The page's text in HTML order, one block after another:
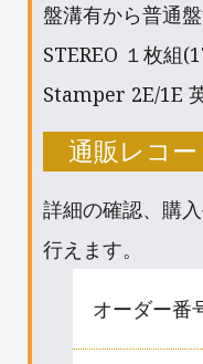
盤溝有から普通
STEREO １枚組
Stamper 2E/1E
通販レコー
詳細の確認、購
行えます。
オーダー番